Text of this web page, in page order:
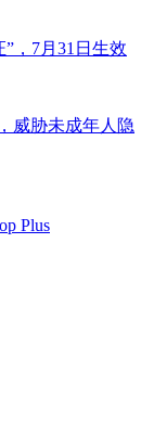
，7月31日生效
威胁未成年人隐
Plus